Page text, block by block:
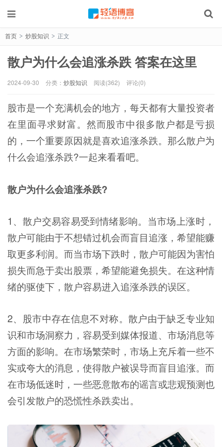
首页 > 炒股知识 > 正文
散户为什么会追涨杀跌 答案在这里
2024-09-30 分类： 炒股知识 阅读(362) 评论(0)
股市是一个充满机会的地方，每天都有大量投资者
在里面寻求财富。然而股市中很多散户都是亏损
的，一个重要原因就是喜欢追涨杀跌。那么散户为
什么会追涨杀跌?一起来看看吧。
散户为什么会追涨杀跌?
1、散户交易容易受到情绪影响。当市场上涨时，
散户可能由于不想错过机会而盲目追涨，希望能赚
取更多利润。而当市场下跌时，散户可能因为害怕
损失而急于卖出股票，希望能避免损失。在这种情
绪的驱使下，散户容易进入追涨杀跌的误区。
2、股市中存在信息不对称。散户由于缺乏专业知
识和市场洞察力，容易受到媒体报道、市场消息等
方面的影响。在市场繁荣时，市场上充斥着一些不
实或夸大的消息，使得散户被误导而盲目追涨。而
在市场低迷时，一些恶意散布的谣言或悲观预测也
会引发散户的恐慌性杀跌卖出。